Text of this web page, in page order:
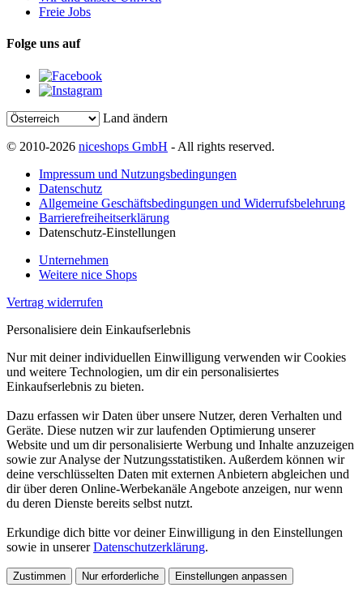
Freie Jobs
Folge uns auf
Land ändern
© 2010-2026 niceshops GmbH - All rights reserved.
Impressum und Nutzungsbedingungen
Datenschutz
Allgemeine Geschäftsbedingungen und Widerrufsbelehrung
Barrierefreiheitserklärung
Datenschutz-Einstellungen
Unternehmen
Weitere nice Shops
Vertrag widerrufen
Personalisiere dein Einkaufserlebnis
Nur mit deiner individuellen Einwilligung verwenden wir Cookies
und weitere Technologien, um dir ein personalisiertes
Einkaufserlebnis zu bieten.
Dazu erfassen wir Daten über unsere Nutzer, deren Verhalten und
Geräte. Diese nutzen wir zur laufenden Optimierung unserer
Website und um dir personalisierte Werbung und Inhalte anzuzeigen
sowie zur Analyse der Nutzungsstatistiken. Außerdem können wir
deine verschlüsselten Daten mit externen Anbietern abgleichen und
dir über deren Online-Werbekanäle Angebote anzeigen, nur wenn
du deren Dienste bereits selbst nutzt.
Erkundige dich bitte vor deiner Einwilligung in den Einstellungen
sowie in unsererDatenschutzerklärung.
Zustimmen Nur erforderliche Einstellungen anpassen